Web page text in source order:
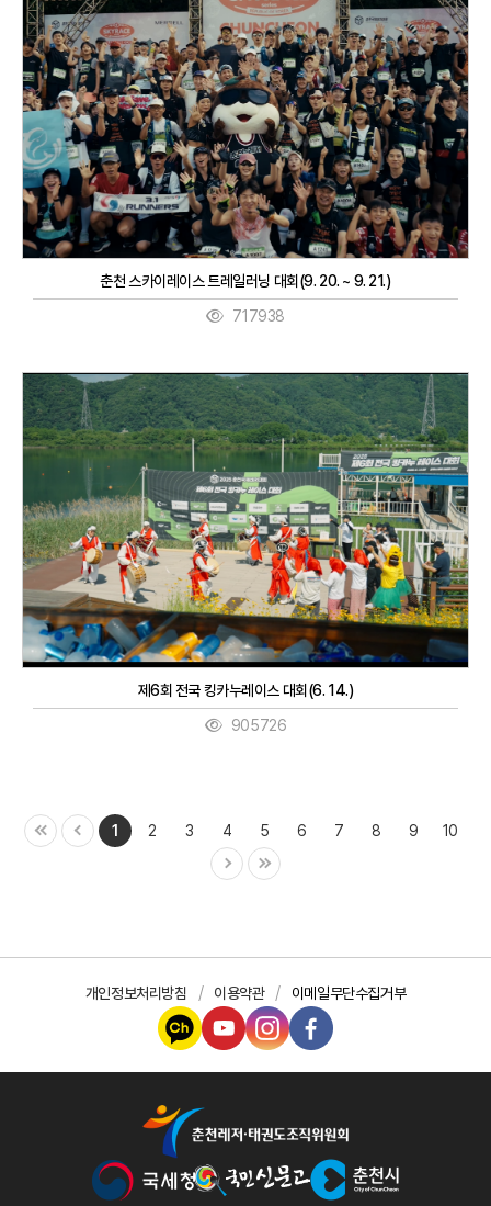
춘천 스카이레이스 트레일러닝 대회(9. 20. ~ 9. 21.)
717938
제6회 전국 킹카누레이스 대회(6. 14.)
905726
1 2 3 4 5 6 7 8 9 10
개인정보처리방침 이용약관 이메일무단수집거부